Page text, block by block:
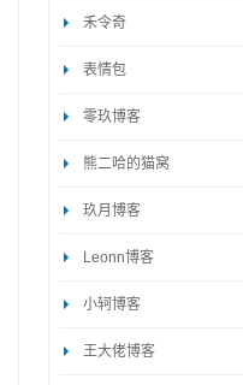
禾令奇
表情包
零玖博客
熊二哈的猫窝
玖月博客
Leonn博客
小轲博客
王大佬博客